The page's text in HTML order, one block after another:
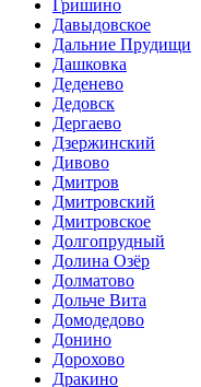
Гришино
Давыдовское
Дальние Прудищи
Дашковка
Деденево
Дедовск
Дергаево
Дзержинский
Дивово
Дмитров
Дмитровский
Дмитровское
Долгопрудный
Долина Озёр
Долматово
Дольче Вита
Домодедово
Донино
Дорохово
Дракино